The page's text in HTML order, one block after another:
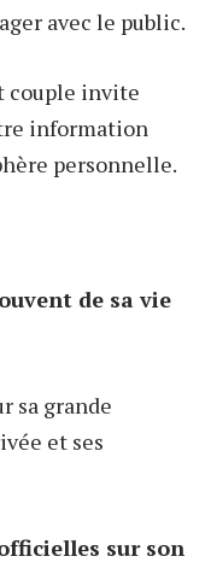
avec le public.
couple invite
information
personnelle.
de sa vie
sa grande
et ses
sur son